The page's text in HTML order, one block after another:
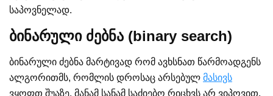
საპოვნელად.
ბინარული ძებნა (binary search)
ბინარული ძებნა მარტივად რომ ავხსნათ წარმოადგენს
ალგორითმს, რომლის დროსაც არსებულ მასივს
ვყოფთ შუაზე, მანამ სანამ საძიებო რიცხვს არ ვიპოვით.